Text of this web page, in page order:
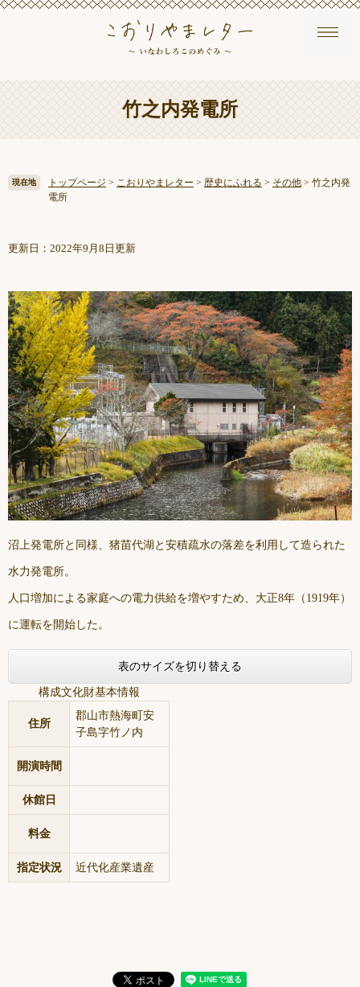
ペ
ー
ジ
の
頭
で
メ
ニ
ュ
ー
飛
ば
本
本
文
竹之内発電所
現在地 トップページ > こおりやまレター > 歴史にふれる > その他 > 竹之内発
電所
更新日：2022年9月8日更新
沼上発電所と同様、猪苗代湖と安積疏水の落差を利用して造られた
水力発電所。
人口増加による家庭への電力供給を増やすため、大正8年（1919年）
に運転を開始した。
表のサイズを切り替える
構成文化財基本情報
住所
郡山市熱海町安
子島字竹ノ内
開演時間
休館日
料金
指定状況 近代化産業遺産